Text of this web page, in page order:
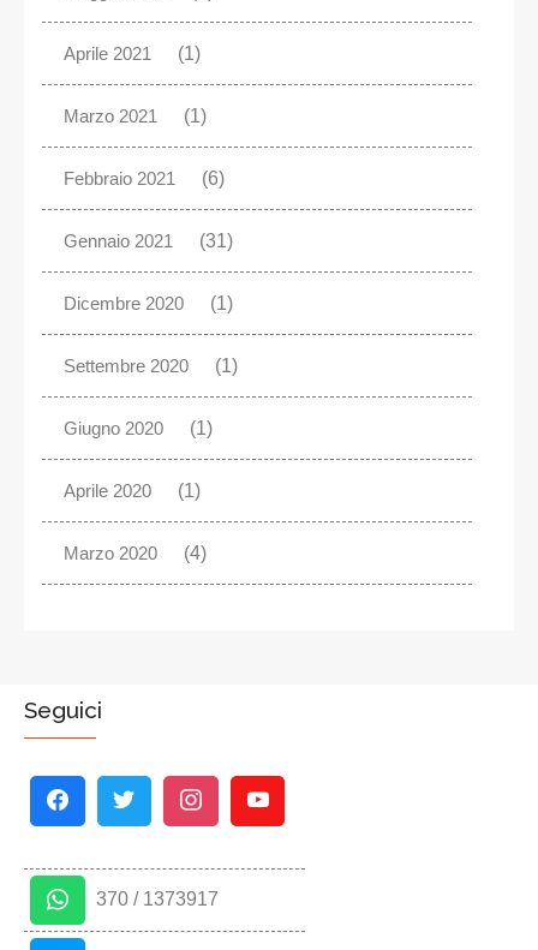
Aprile 2021 (1)
Marzo 2021 (1)
Febbraio 2021 (6)
Gennaio 2021 (31)
Dicembre 2020 (1)
Settembre 2020 (1)
Giugno 2020 (1)
Aprile 2020 (1)
Marzo 2020 (4)
Seguici
370 / 1373917